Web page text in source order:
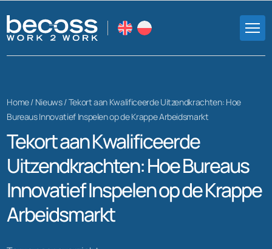
Home / Nieuws/Tekort aan Kwalificeerde Uitzendkrachten: Hoe
Bureaus Innovatief Inspelen op de Krappe Arbeidsmarkt
Tekort aan Kwalificeerde
Uitzendkrachten: Hoe Bureaus
Innovatief Inspelen op de Krappe
Arbeidsmarkt